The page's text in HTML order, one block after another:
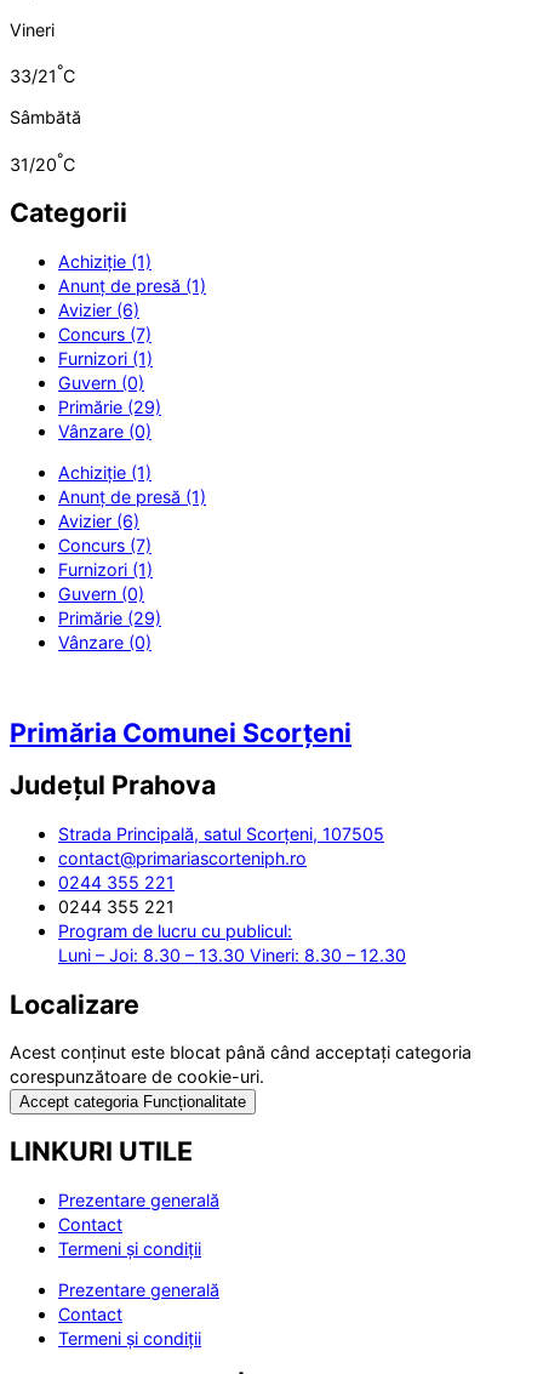
Vineri
33/21°C
Sâmbătă
31/20°C
Categorii
Achiziție (1)
Anunț de presă (1)
Avizier (6)
Concurs (7)
Furnizori (1)
Guvern (0)
Primărie (29)
Vânzare (0)
Achiziție (1)
Anunț de presă (1)
Avizier (6)
Concurs (7)
Furnizori (1)
Guvern (0)
Primărie (29)
Vânzare (0)
Primăria Comunei Scorțeni
Județul Prahova
Strada Principală, satul Scorțeni, 107505
contact@primariascorteniph.ro
0244 355 221
0244 355 221
Program de lucru cu publicul:
Luni – Joi: 8.30 – 13.30 Vineri: 8.30 – 12.30
Localizare
Acest conținut este blocat până când acceptați categoria
corespunzătoare de cookie-uri.
Accept categoria Funcționalitate
LINKURI UTILE
Prezentare generală
Contact
Termeni și condiții
Prezentare generală
Contact
Termeni și condiții